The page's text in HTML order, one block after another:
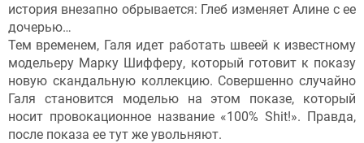
история внезапно обрывается: Глеб изменяет Алине с ее
дочерью…
Тем временем, Галя идет работать швеей к известному
модельеру Марку Шифферу, который готовит к показу
новую скандальную коллекцию. Совершенно случайно
Галя становится моделью на этом показе, который
носит провокационное название «100% Shit!». Правда,
после показа ее тут же увольняют.